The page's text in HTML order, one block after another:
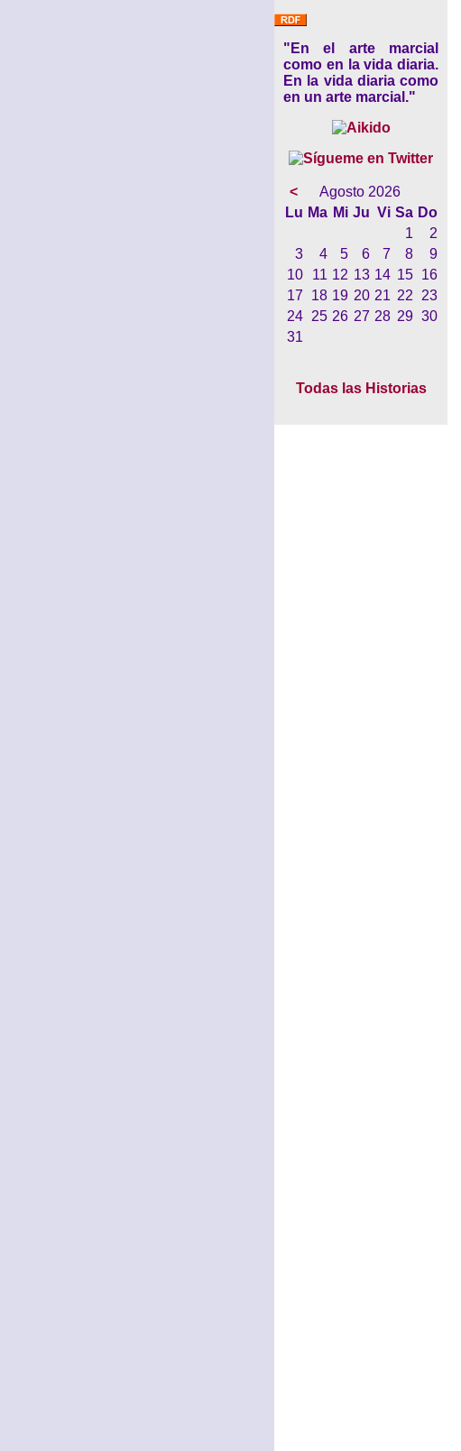
"En el arte marcial
como en la vida diaria.
En la vida diaria como
en un arte marcial."
<
Agosto 2026
Lu Ma Mi Ju Vi Sa Do
1
2
3
4 5 6 7 8
9
10
11 12 13 14 15
16
17
18 19 20 21 22
23
24
25 26 27 28 29 30
31
Todas las Historias